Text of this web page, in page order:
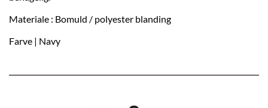
Materiale : Bomuld / polyester blanding
Farve | Navy